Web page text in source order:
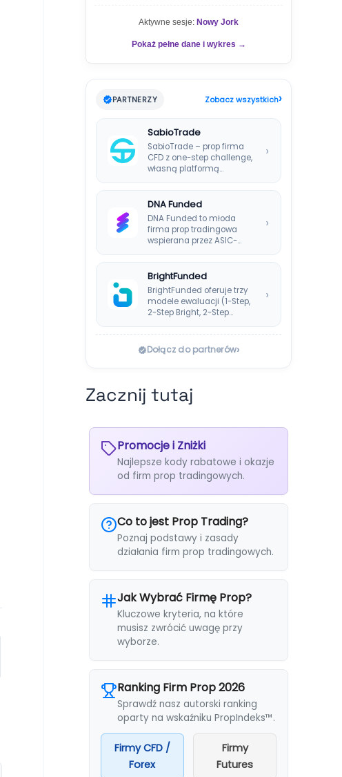
Aktywne sesje: Nowy Jork
Pokaż pełne dane i wykres →
PARTNERZY Zobacz wszystkich›
SabioTrade
SabioTrade – prop firma
CFD z one-step challenge,
własną platformą
wypłatami co…
›
DNA Funded
DNA Funded to młoda
firma prop tradingowa
wspierana przez ASIC-
DNA Markets. Oferuje…
›
BrightFunded
BrightFunded oferuje trzy
modele ewaluacji (1-Step,
2-Step Bright, 2-Step
consistency rule,…
›
Dołącz do partnerów›
Zacznij tutaj
Promocje i Zniżki
Najlepsze kody rabatowe i okazje
od firm prop tradingowych.
Co to jest Prop Trading?
Poznaj podstawy i zasady
działania firm prop tradingowych.
Jak Wybrać Firmę Prop?
Kluczowe kryteria, na które
musisz zwrócić uwagę przy
wyborze.
Ranking Firm Prop 2026
Sprawdź nasz autorski ranking
oparty na wskaźniku PropIndeks™.
Firmy CFD /
Forex
Firmy
Futures